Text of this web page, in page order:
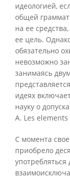
идеологией,
общей
на ее
ее цель.
обязательно
невозможно
занимаясь
идеях
науку о
A. Les
С момента
приобрело